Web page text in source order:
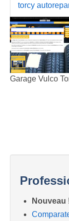
torcy
Garage Vulco
Nouveau